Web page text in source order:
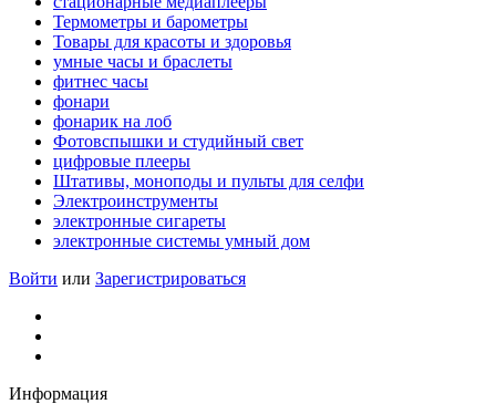
Термометры и барометры
Товары для красоты и здоровья
умные часы и браслеты
фитнес часы
фонари
фонарик на лоб
Фотовспышки и студийный свет
цифровые плееры
Штативы, моноподы и пульты для селфи
Электроинструменты
электронные сигареты
электронные системы умный дом
Войти или Зарегистрироваться
Информация